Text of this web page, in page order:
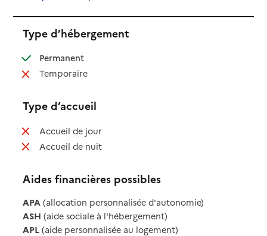
Type d’hébergement
Permanent: disponible
Temporaire: non disponible
Type d’accueil
Accueil de jour: non disponible
Accueil de nuit: non disponible
Aides financières possibles
APA (allocation personnalisée d'autonomie)
ASH (aide sociale à l'hébergement)
APL (aide personnalisée au logement)